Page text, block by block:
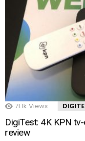
71.1k Views
DigiTest: 4K KPN
review